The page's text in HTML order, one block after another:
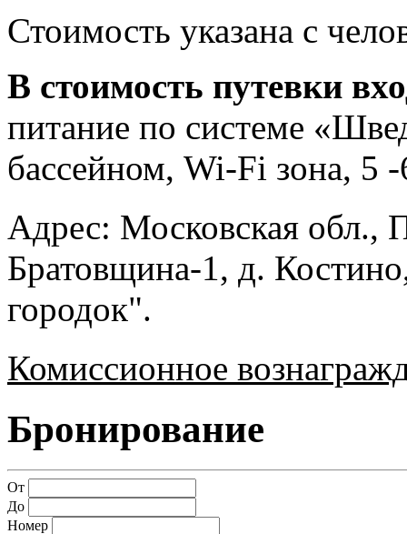
Стоимость указана с
В стоимость путевки
питание по системе
бассейном, Wi-Fi зона, 5
Адрес: Московская обл.,
Братовщина-1, д.
городок".
Комиссионное
Бронирование
От
До
Номер